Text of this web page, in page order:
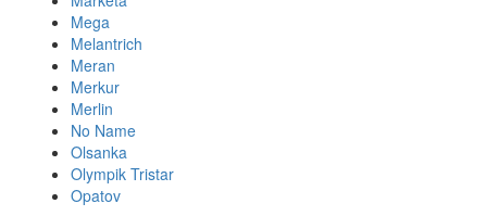
Mega
Melantrich
Meran
Merkur
Merlin
No Name
Olsanka
Olympik Tristar
Opatov